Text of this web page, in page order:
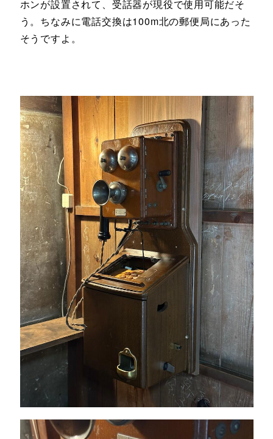
ホンが設置されて、受話器が現役で使用可能だそ
う。ちなみに電話交換は100m北の郵便局にあった
そうですよ。